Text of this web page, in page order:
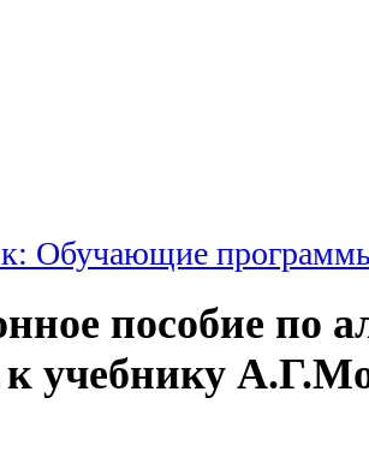
к: Обучающие
пособие по
к учебнику